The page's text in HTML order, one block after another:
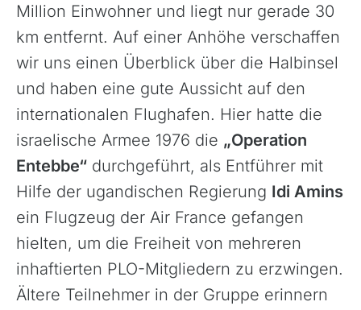
Million Einwohner und liegt nur gerade 30
km entfernt. Auf einer Anhöhe verschaffen
wir uns einen Überblick über die Halbinsel
und haben eine gute Aussicht auf den
internationalen Flughafen. Hier hatte die
israelische Armee 1976 die „Operation
Entebbe“durchgeführt, als Entführer mit
Hilfe der ugandischen Regierung Idi Amins
ein Flugzeug der Air France gefangen
hielten, um die Freiheit von mehreren
inhaftierten PLO-Mitgliedern zu erzwingen.
Ältere Teilnehmer in der Gruppe erinnern